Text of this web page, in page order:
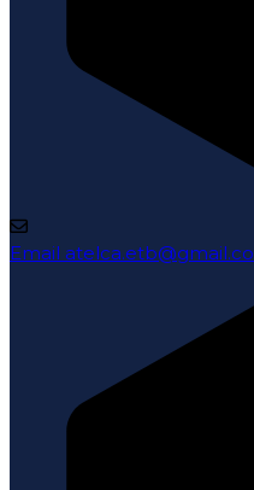
Email